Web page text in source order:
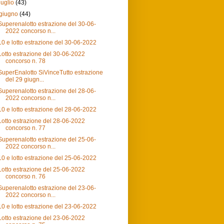
(43)
(44)
estrazione del 30-06-
2022 concorso n...
e lotto estrazione del 30-06-2022
estrazione del 30-06-2022
concorso n. 78
SiVinceTutto estrazione
del 29 giugn...
estrazione del 28-06-
2022 concorso n...
e lotto estrazione del 28-06-2022
estrazione del 28-06-2022
concorso n. 77
estrazione del 25-06-
2022 concorso n...
e lotto estrazione del 25-06-2022
estrazione del 25-06-2022
concorso n. 76
estrazione del 23-06-
2022 concorso n...
e lotto estrazione del 23-06-2022
estrazione del 23-06-2022